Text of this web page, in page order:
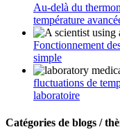
Au-delà du
température
Fonctionnement
simple
fluctuations de
laboratoire
Catégories de blogs /